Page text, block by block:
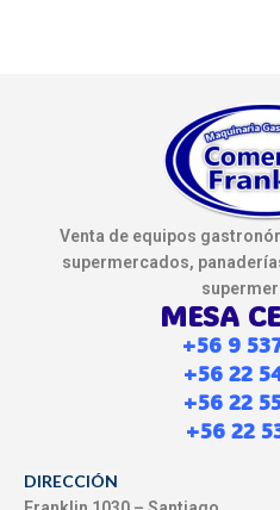
Venta de equipos
supermercados,
MESA
+56 9
+56 22
+56 22
+56 22
DIRECCIÓN